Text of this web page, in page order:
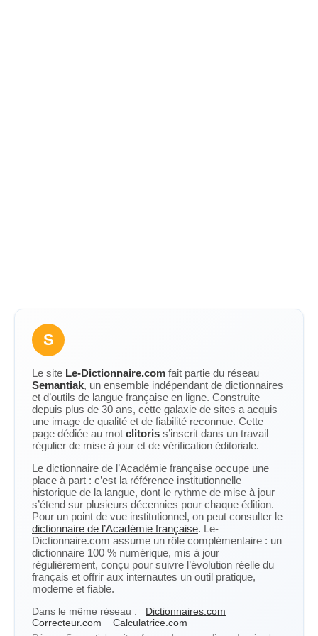
S
Le site Le-Dictionnaire.com fait partie du réseau
Semantiak, un ensemble indépendant de dictionnaires
et d’outils de langue française en ligne. Construite
depuis plus de 30 ans, cette galaxie de sites a acquis
une image de qualité et de fiabilité reconnue. Cette
page dédiée au mot clitoris s’inscrit dans un travail
régulier de mise à jour et de vérification éditoriale.
Le dictionnaire de l’Académie française occupe une
place à part : c’est la référence institutionnelle
historique de la langue, dont le rythme de mise à jour
s’étend sur plusieurs décennies pour chaque édition.
Pour un point de vue institutionnel, on peut consulter le
dictionnaire de l’Académie française. Le-
Dictionnaire.com assume un rôle complémentaire : un
dictionnaire 100 % numérique, mis à jour
régulièrement, conçu pour suivre l’évolution réelle du
français et offrir aux internautes un outil pratique,
moderne et fiable.
Dans le même réseau :
Dictionnaires.com
Correcteur.com
Calculatrice.com